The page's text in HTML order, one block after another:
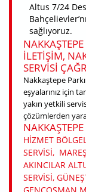
Altus 7/24
sağlıyoruz.
ILETIŞIM,
SERVISI
Nakkaştepe
eşyalarınız için
yakın yetkili
çözümlerden
HIZMET
SERVISI,
AKINCILAR
SERVISI,
GENÇOSMAN